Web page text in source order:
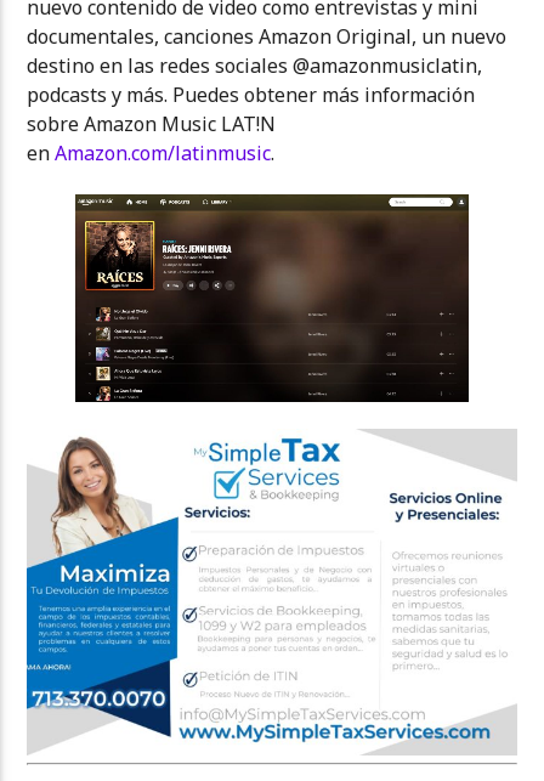
nuevo contenido de video como entrevistas y mini
documentales, canciones Amazon Original, un nuevo
destino en las redes sociales @amazonmusiclatin,
podcasts y más. Puedes obtener más información
sobre Amazon Music LAT!N
enAmazon.com/latinmusic.